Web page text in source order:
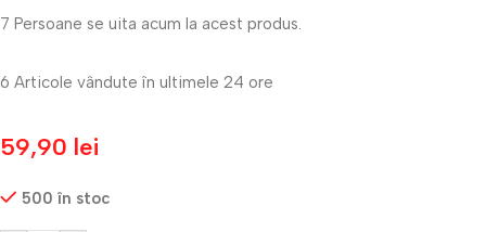
7 Persoane se uita acum la acest produs.
6 Articole vândute în ultimele 24 ore
59,90 lei
500 în stoc